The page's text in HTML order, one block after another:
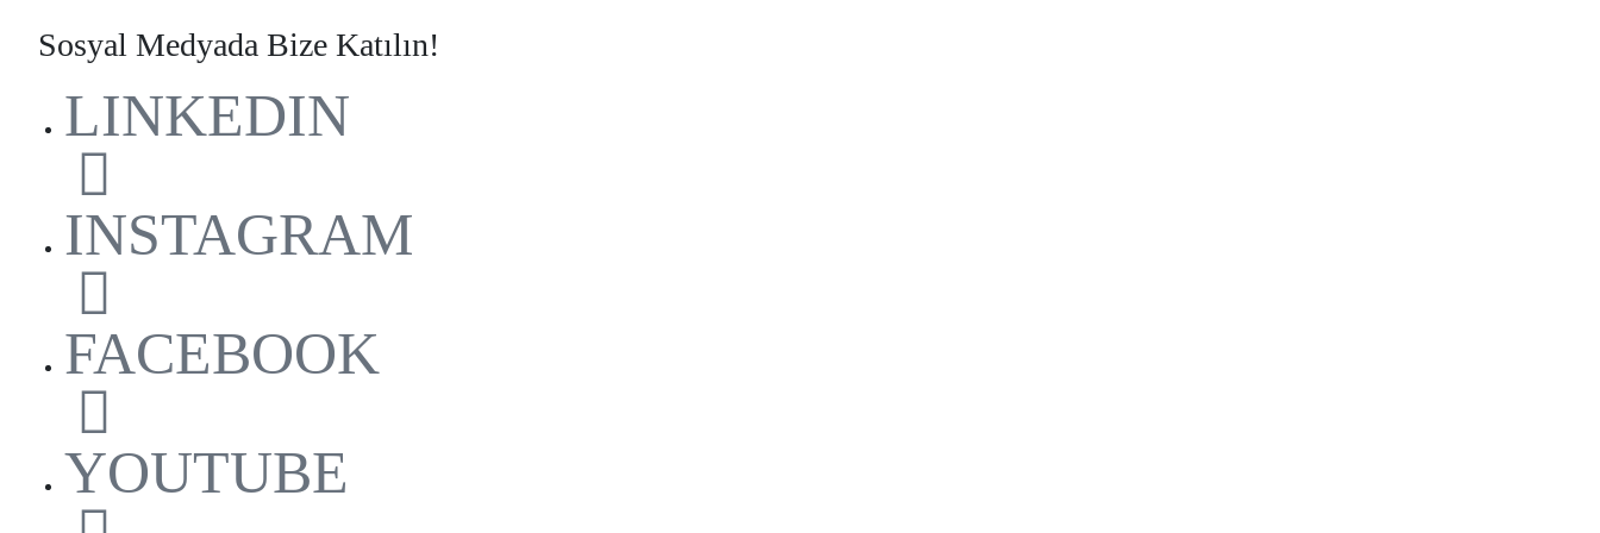
Sosyal Medyada Bize Katılın!
LINKEDIN
INSTAGRAM
FACEBOOK
YOUTUBE